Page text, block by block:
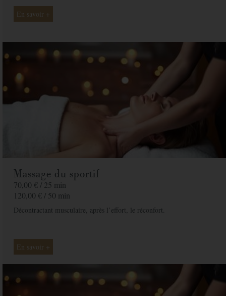
De la part de
Commandez votre bon cadeau maintenant et recevez-le par mail sous 1 à 3
En savoir +
Massage du sportif
70,00 € / 25 min
120,00 € / 50 min
Décontractant musculaire, après l’effort, le réconfort.
En savoir +